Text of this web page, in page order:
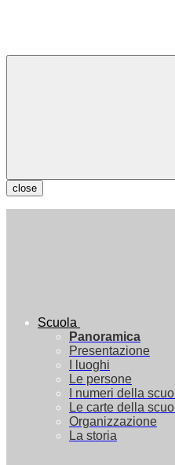
close
Scuola
Panoramica
Presentazione
I luoghi
Le persone
I numeri della
Le carte della
Organizzazione
La storia